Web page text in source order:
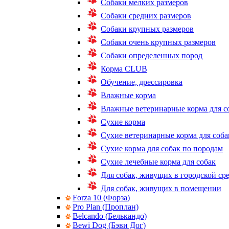
Собаки мелких размеров
Собаки средних размеров
Собаки крупных размеров
Собаки очень крупных размеров
Собаки определенных пород
Корма CLUB
Обучение, дрессировка
Влажные корма
Влажные ветеринарные корма для
Сухие корма
Сухие ветеринарные корма для
Сухие корма для собак по породам
Сухие лечебные корма для собак
Для собак, живущих в городской
Для собак, живущих в помещении
Forza 10 (Форза)
Pro Plan (Проплан)
Belcando (Белькандо)
Bewi Dog (Бэви Дог)